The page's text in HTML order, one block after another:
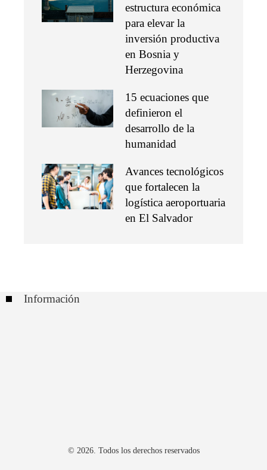
estructura económica
para elevar la
inversión productiva
en Bosnia y
Herzegovina
15 ecuaciones que
definieron el
desarrollo de la
humanidad
Avances tecnológicos
que fortalecen la
logística aeroportuaria
en El Salvador
Información
© 2026. Todos los derechos reservados